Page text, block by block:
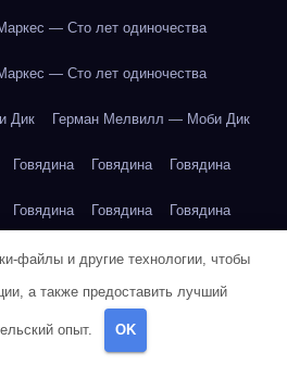
— Сто лет одиночества
— Сто лет одиночества
Дик Герман Мелвилл — Моби Дик
Говядина Говядина Говядина
Говядина Говядина Говядина
Говядина Говядина Горох
Горох Горох Горох Горох
Груша
файлы и другие технологии, чтобы
а также предоставить лучший
опыт. OK